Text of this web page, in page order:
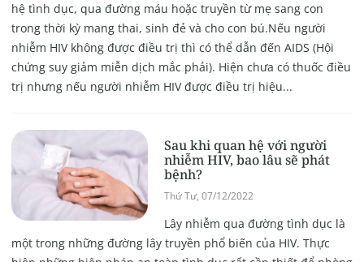
hệ tình dục, qua đường máu hoặc truyền từ mẹ sang con
trong thời kỳ mang thai, sinh đẻ và cho con bú.Nếu người
nhiễm HIV không được điều trị thì có thể dẫn đến AIDS (Hội
chứng suy giảm miễn dịch mắc phải). Hiện chưa có thuốc điều
trị nhưng nếu người nhiễm HIV được điều trị hiệu...
Sau khi quan hệ với người
nhiễm HIV, bao lâu sẽ phát
bệnh?
Thứ Tư, 07/12/2022
Lây nhiễm qua đường tình dục là
một trong những đường lây truyền phổ biến của HIV. Thực